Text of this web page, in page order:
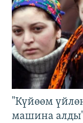
"Күйөөм
машина